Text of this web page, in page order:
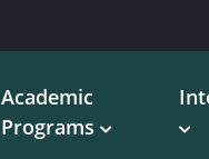
Academic
Programs